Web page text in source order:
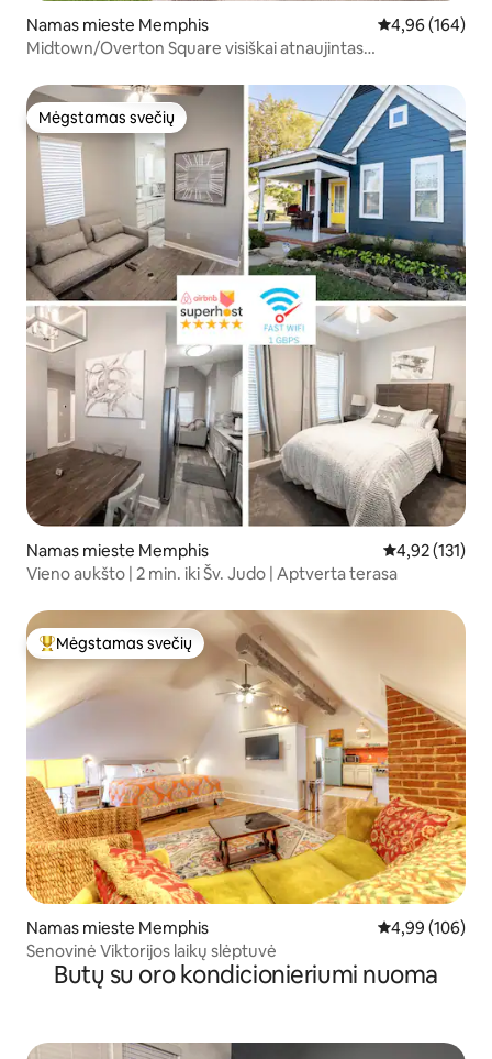
Namas mieste Memphis Vidutinis
4,96 (164)
Midtown/Overton Square visiškai atnaujintas
Mėgstamas svečių
Mėgstamas svečių
Namas mieste Memphis Vidutinis
4,92 (131)
Vieno aukšto | 2 min. iki Šv. Judo | Aptverta terasa
Svečių mėgstamiausias
Mėgstamas svečių
Namas mieste Memphis Vidutinis
4,99 (106)
Senovinė Viktorijos laikų slėptuvė
Butų su oro kondicionieriumi nuoma